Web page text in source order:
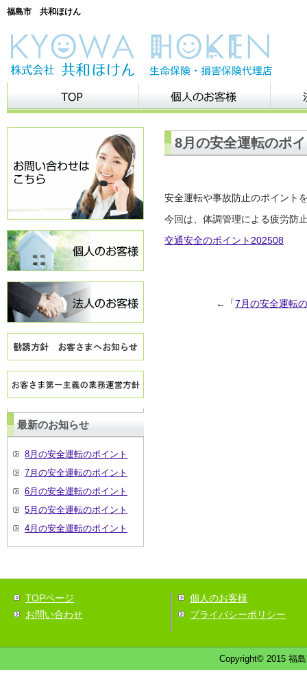
福島市 共和ほけん
8月の安全運転のポ
安全運転や事故防止のポイント
今回は、体調管理による疲労防
交通安全のポイント202508
←「7月の安全運転
最新のお知らせ
8月の安全運転のポイント
7月の安全運転のポイント
6月の安全運転のポイント
5月の安全運転のポイント
4月の安全運転のポイント
TOPページ
お問い合わせ
個人のお客様
プライバシーポリシー
Copyright© 2015 福